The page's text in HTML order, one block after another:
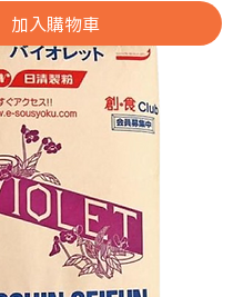
加入購物車